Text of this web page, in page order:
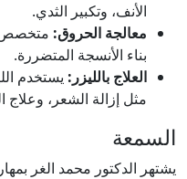
الأنف، وتكبير الثدي.
معالجة الحروق: متخصص
بناء الأنسجة المتضررة.
العلاج بالليزر: يستخدم
مثل إزالة الشعر، وعلاج
السمعة
يشتهر الدكتور محمد الغر